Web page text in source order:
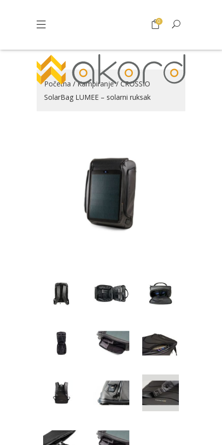
0
Početna /Kampiranje/ CROSSIO
SolarBag LUMEE – solarni ruksak